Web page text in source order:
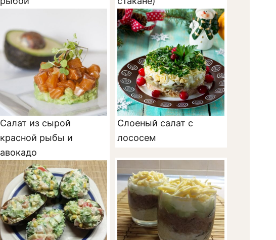
Салат из сырой
красной рыбы и
авокадо
Слоеный салат с
лососем